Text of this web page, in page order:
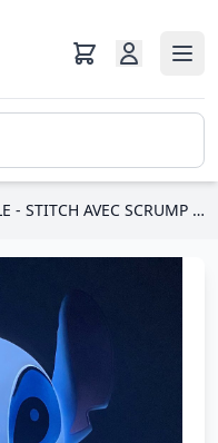
LAMPE TACTILE - STITCH AVEC SCRUMP – DISNEY GRAND JESTER